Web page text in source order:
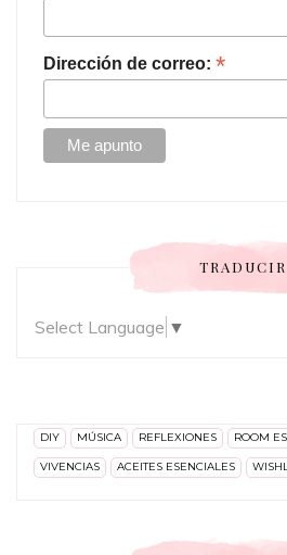
Dirección de correo: *
TRADUCIR
Select Language ▼
DIY MÚSICA REFLEXIONES ROOM
VIVENCIAS ACEITES ESENCIALES